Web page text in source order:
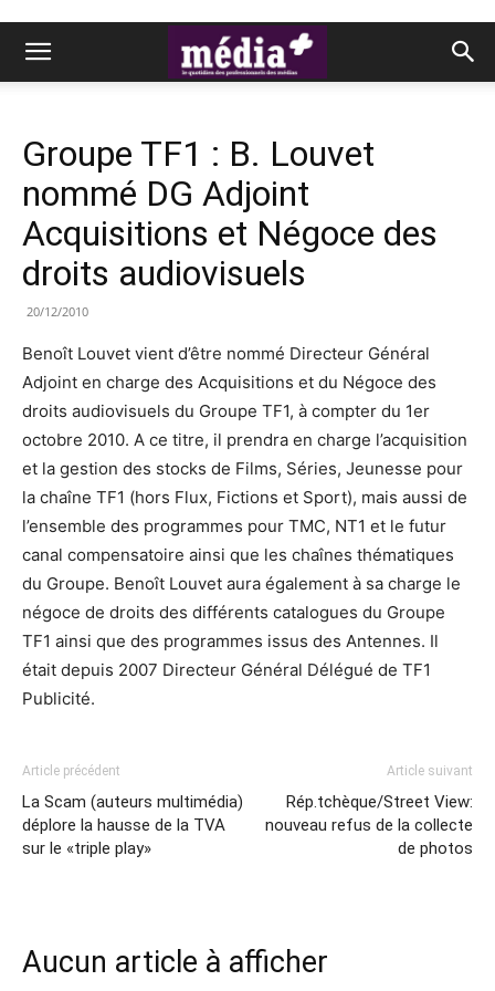
Groupe TF1 : B. Louvet
nommé DG Adjoint
Acquisitions et Négoce des
droits audiovisuels
20/12/2010
Benoît Louvet vient d’être nommé Directeur Général
Adjoint en charge des Acquisitions et du Négoce des
droits audiovisuels du Groupe TF1, à compter du 1er
octobre 2010. A ce titre, il prendra en charge l’acquisition
et la gestion des stocks de Films, Séries, Jeunesse pour
la chaîne TF1 (hors Flux, Fictions et Sport), mais aussi de
l’ensemble des programmes pour TMC, NT1 et le futur
canal compensatoire ainsi que les chaînes thématiques
du Groupe. Benoît Louvet aura également à sa charge le
négoce de droits des différents catalogues du Groupe
TF1 ainsi que des programmes issus des Antennes. Il
était depuis 2007 Directeur Général Délégué de TF1
Publicité.
Article précédent
La Scam (auteurs multimédia)
déplore la hausse de la TVA
sur le «triple play»
Article suivant
Rép.tchèque/Street View:
nouveau refus de la collecte
de photos
Aucun article à afficher